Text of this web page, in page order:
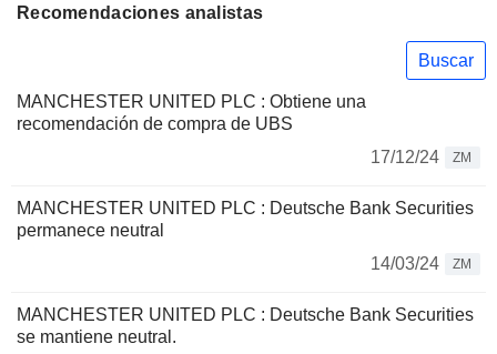
Recomendaciones analistas
Buscar
MANCHESTER UNITED PLC : Obtiene una
recomendación de compra de UBS
17/12/24
ZM
MANCHESTER UNITED PLC : Deutsche Bank Securities
permanece neutral
14/03/24
ZM
MANCHESTER UNITED PLC : Deutsche Bank Securities
se mantiene neutral.